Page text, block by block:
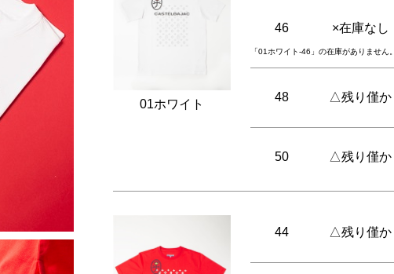
01ホワイト
46 ×在庫なし
「01ホワイト-46」の在庫がありません。
48 △残り僅か
50 △残り僅か
44 △残り僅か